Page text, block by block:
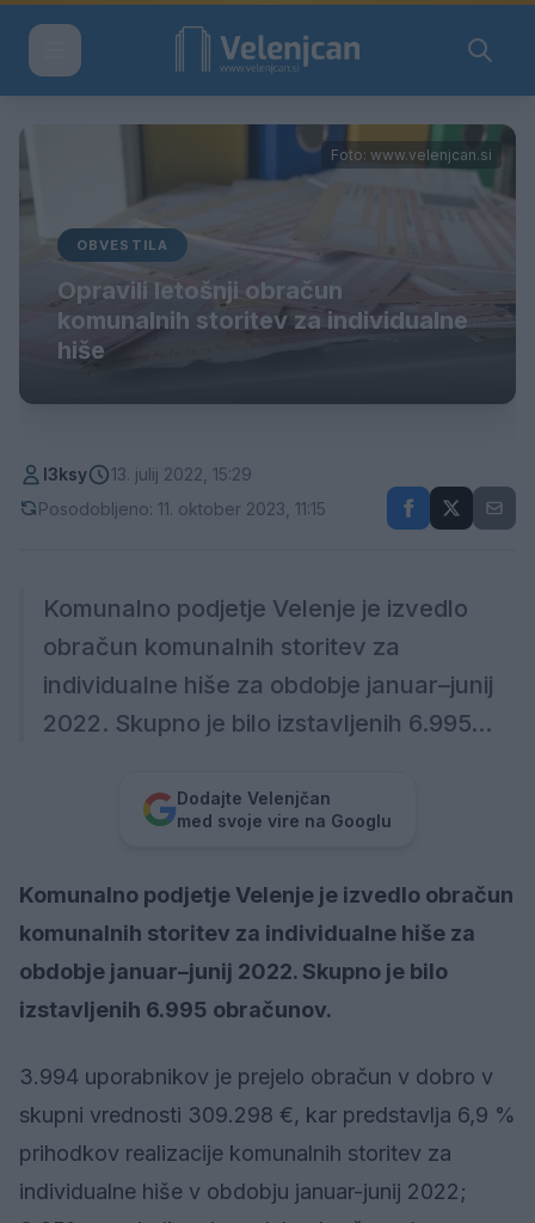
Foto: www.velenjcan.si
OBVESTILA
Opravili letošnji obračun
komunalnih storitev za individualne
hiše
l3ksy
13. julij 2022, 15:29
Posodobljeno: 11. oktober 2023, 11:15
Komunalno podjetje Velenje je izvedlo
obračun komunalnih storitev za
individualne hiše za obdobje januar–junij
2022. Skupno je bilo izstavljenih 6.995...
Dodajte Velenjčan
med svoje vire na Googlu
Komunalno podjetje Velenje je izvedlo obračun
komunalnih storitev za individualne hiše za
obdobje januar–junij 2022. Skupno je bilo
izstavljenih 6.995 obračunov.
3.994 uporabnikov je prejelo obračun v dobro v
skupni vrednosti 309.298 €, kar predstavlja 6,9 %
prihodkov realizacije komunalnih storitev za
individualne hiše v obdobju januar-junij 2022;